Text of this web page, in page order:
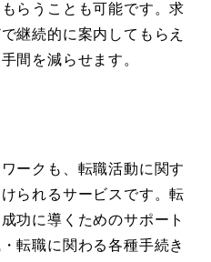
らうことも可能です。求
継続的に案内してもらえ
間を減らせます。
ークも、転職活動に関す
られるサービスです。転
功に導くためのサポート
転職に関わる各種手続き